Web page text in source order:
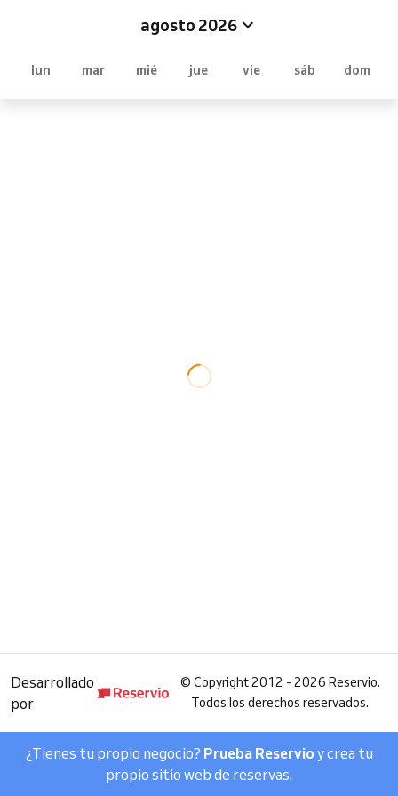
agosto 2026
lun mar mié jue vie sáb dom
Desarrollado
por
© Copyright 2012 - 2026 Reservio.
Todos los derechos reservados.
¿Tienes tu propio negocio? Prueba Reservio y crea tu
propio sitio web de reservas.